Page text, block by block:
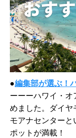
●編集部が選ぶ！
ーーーハワイ・オ
めました。ダイヤ
モアナセンター
ポットが満載！